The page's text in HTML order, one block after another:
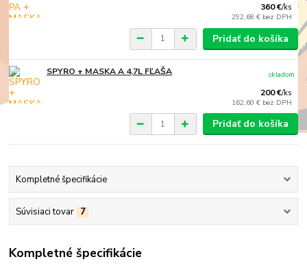
360 €/ks
292,68 € bez DPH
Pridať do košíka
SPYRO + MASKA A 4,7L FĽAŠA
200 €/ks
162,60 € bez DPH
skladom
Pridať do košíka
Kompletné špecifikácie
Súvisiaci tovar 7
Kompletné špecifikácie